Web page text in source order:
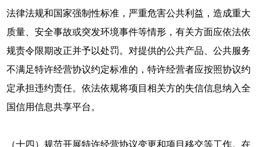
法律法规和国家强制性标准，严重危害公共利益，造成重大
质量、安全事故或突发环境事件等情形，有关方面应依法依
规责令限期改正并予以处罚。对提供的公共产品、公共服务
不满足特许经营协议约定标准的，特许经营者应按照协议约
定承担违约责任。依法依规将项目相关方的失信信息纳入全
国信用信息共享平台。
（十四）规范开展特许经营协议变更和项目移交等工作。在